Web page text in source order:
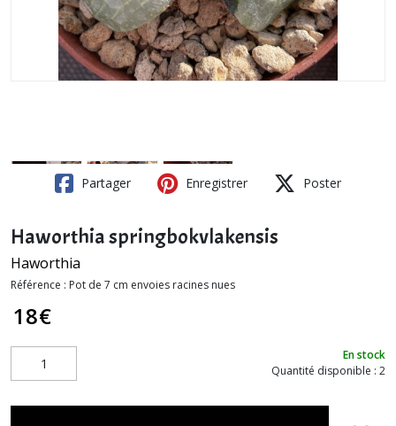
Partager Enregistrer Poster
Haworthia springbokvlakensis
Haworthia
Référence : Pot de 7 cm envoies racines nues
18€
En stock
Quantité disponible : 2